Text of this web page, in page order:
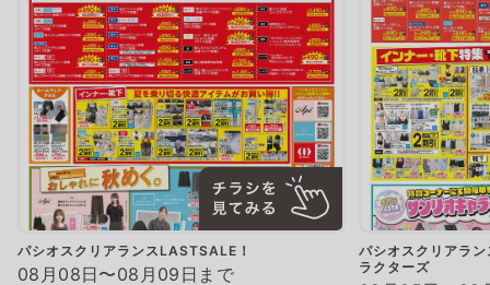
パシオスクリアランスLASTSALE！
08月08日〜08月09日まで
パシオスクリアラ
ラクターズ